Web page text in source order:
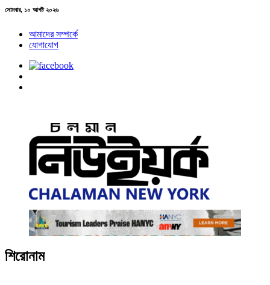
সোমবার, ১০ আগষ্ট ২০২৬
আমাদের সম্পর্কে
যোগাযোগ
শিরোনাম